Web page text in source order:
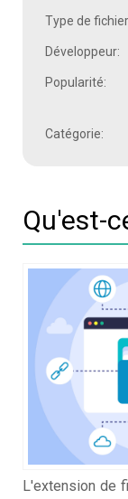
Type de
Développeur:
Popularité:
Catégorie:
Qu'est-
L'extension de